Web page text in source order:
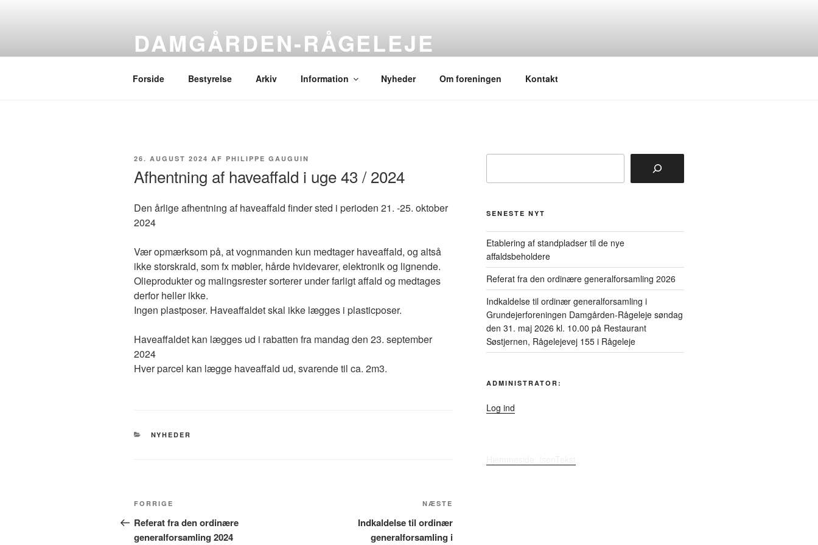
DAMGÅRDEN-RÅGELEJE
Forside Bestyrelse Arkiv Information Nyheder Om foreningen Kontakt
UDGIVET
26. AUGUST 2024 AF PHILIPPE GAUGUIN
Afhentning af haveaffald i uge 43 / 2024
Den årlige afhentning af haveaffald finder sted i perioden 21. -25. oktober
2024
Vær opmærksom på, at vognmanden kun medtager haveaffald, og altså
ikke storskrald, som fx møbler, hårde hvidevarer, elektronik og lignende.
Olieprodukter og malingsrester sorterer under farligt affald og medtages
derfor heller ikke.
Ingen plastposer. Haveaffaldet skal ikke lægges i plasticposer.
Haveaffaldet kan lægges ud i rabatten fra mandag den 23. september
2024
Hver parcel kan lægge haveaffald ud, svarende til ca. 2m3.
KATEGORIER
NYHEDER
Indlægsnavigation
Forrige
indlæg
FORRIGE
Referat fra den ordinære
generalforsamling 2024
indlæg
NÆSTE
Indkaldelse til ordinær
generalforsamling i
SENESTE NYT
Etablering af standpladser til de nye
affaldsbeholdere
Referat fra den ordinære generalforsamling 2026
Indkaldelse til ordinær generalforsamling i
Grundejerforeningen Damgården-Rågeleje søndag
den 31. maj 2026 kl. 10.00 på Restaurant
Søstjernen, Rågelejevej 155 i Rågeleje
ADMINISTRATOR:
Log ind